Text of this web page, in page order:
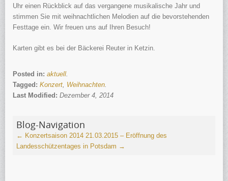
Kontakt
Impressum
Intern
Uhr einen Rückblick auf das vergangene musikalische Jahr und
stimmen Sie mit weihnachtlichen Melodien auf die bevorstehenden
Festtage ein. Wir freuen uns auf Ihren Besuch!
Karten gibt es bei der Bäckerei Reuter in Ketzin.
Posted in: aktuell.
Tagged: Konzert, Weihnachten.
Last Modified: Dezember 4, 2014
Blog-Navigation
← Konzertsaison 2014 21.03.2015 – Eröffnung des
Landesschützentages in Potsdam →